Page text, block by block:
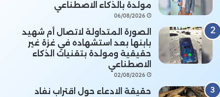
مولدة بالذكاء الاصطناعي
06/08/2026
الصورة المتداولة لاتصال أم شهيد
بابنها بعد استشهاده في غزة غير
حقيقية ومولدة بتقنيات الذكاء
الاصطناعي
02/08/2026
حقيقة الادعاء حول اقتراب نفاد